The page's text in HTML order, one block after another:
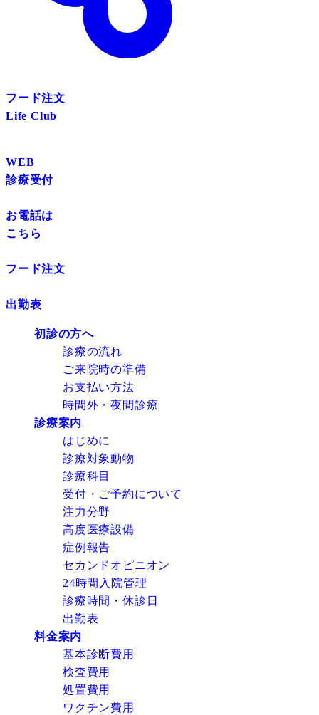
フード注文
Life Club
WEB
診療受付
お電話は
こちら
フード注文
出勤表
初診の方へ
診療の流れ
ご来院時の準備
お支払い方法
時間外・夜間診療
診療案内
はじめに
診療対象動物
診療科目
受付・ご予約について
注力分野
高度医療設備
症例報告
セカンドオピニオン
24時間入院管理
診療時間・休診日
出勤表
料金案内
基本診断費用
検査費用
処置費用
ワクチン費用